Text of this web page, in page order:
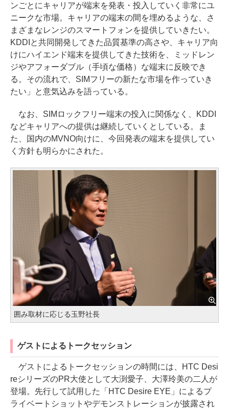
ンごとにキャリアが端末を発表・投入していく非常にユ
ニークな市場。キャリアの端末の間を埋めるような、さ
まざまなレンジのスマートフォンを提供していきたい。
KDDIと共同開発してきた品質基準の高さや、キャリア向
けにハイエンド端末を提供してきた技術を、ミッドレン
ジやアフォーダブル（手頃な価格）な端末に反映でき
る。その流れで、SIMフリーの新たな市場を作っていき
たい」と意気込みを語っている。
なお、SIMロックフリー端末の投入に関係なく、KDDI
などキャリアへの提供は継続していくとしている。ま
た、国内のMVNO向けに、今回発表の端末を提供してい
く方針も明らかにされた。
囲み取材に応じる玉野社長
ゲストによるトークセッション
ゲストによるトークセッションの時間には、HTC Desi
reシリーズのPR大使として大渕愛子、大澤玲美の二人が
登場。先行して試用した「HTC Desire EYE」によるプ
ライベートショットやデモンストレーションが披露され